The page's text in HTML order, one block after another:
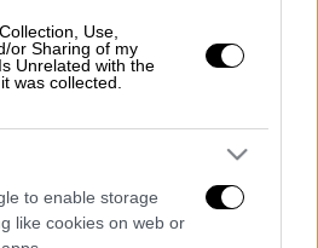
Use,
or Sharing of my
Unrelated with the
was collected.
to enable storage
like cookies on web or
κατά την απολογία
πάλι ότι δεν είχε άλλη
τα 13 παιδιά της
δικαστές ότι
των πράξεών της.
την έκρινε ένοχη